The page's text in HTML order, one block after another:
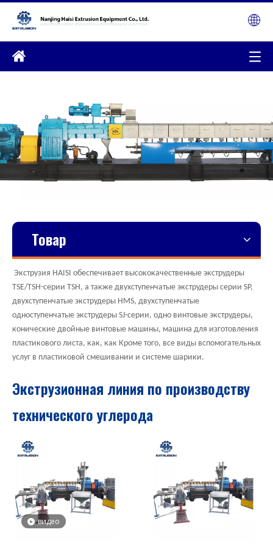
Товар
Экструзия HAISI обеспечивает высококачественные экструдеры
TSE/TSH-серии TSH, а также двухступенчатые экструдеры серии SP,
двухступенчатые экструдеры HMS, двухступенчатые
одноступенчатые экструдеры SJ-серии, одно винтовые экструдеры,
конические двойные винтовые машины, машина для изготовления
пластикового листа, как, как Кроме того, все виды вспомогательных
услуг в пластиковой смешивании и системе шарики.
Экструзионная линия по производству
технического углерода
видео